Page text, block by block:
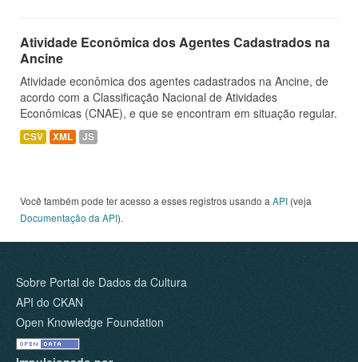
Atividade Econômica dos Agentes Cadastrados na
Ancine
Atividade econômica dos agentes cadastrados na Ancine, de
acordo com a Classificação Nacional de Atividades
Econômicas (CNAE), e que se encontram em situação regular.
CSV XML JS
Você também pode ter acesso a esses registros usando a API (veja
Documentação da API).
Sobre Portal de Dados da Cultura
API do CKAN
Open Knowledge Foundation